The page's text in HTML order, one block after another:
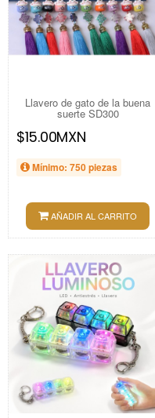
Llavero de gato de la buena
suerte SD300
$15.00MXN
Mínimo: 750 piezas
AÑADIR AL CARRITO